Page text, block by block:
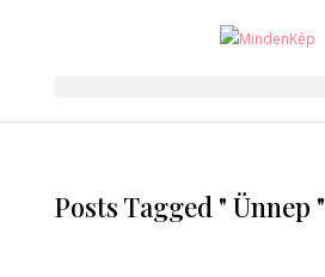
Posts Tagged " Ünnep "